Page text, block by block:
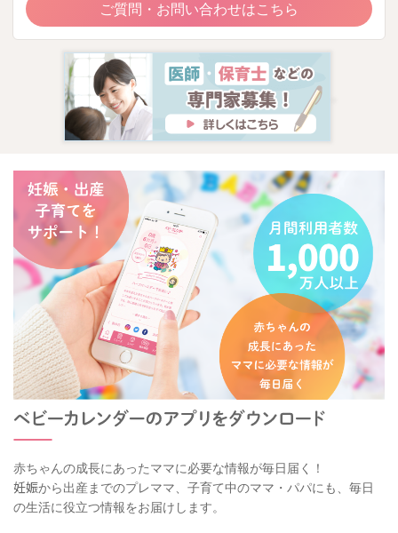
ご質問・お問い合わせはこちら
赤ちゃんの成長にあったママに必要な情報が毎日届く！
妊娠から出産までのプレママ、子育て中のママ・パパにも、毎日
の生活に役立つ情報をお届けします。